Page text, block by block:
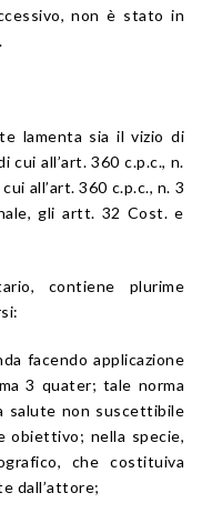
non è stato in
lamenta sia il vizio di
cui all’art. 360 c.p.c., n.
all’art. 360 c.p.c., n. 3
gli artt. 32 Cost. e
contiene plurime
facendo applicazione
3 quater; tale norma
salute non suscettibile
obiettivo; nella specie,
che costituiva
dall’attore;